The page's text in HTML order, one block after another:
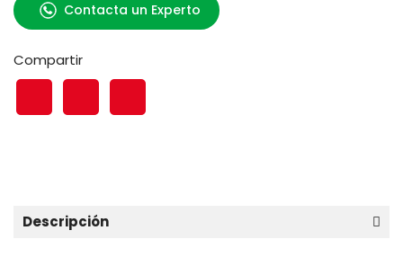
Contacta un Experto
Compartir
Descripción